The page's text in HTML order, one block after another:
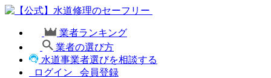
業者ランキング
業者の選び方
水道事業者選びを相談する
ログイン
会員登録